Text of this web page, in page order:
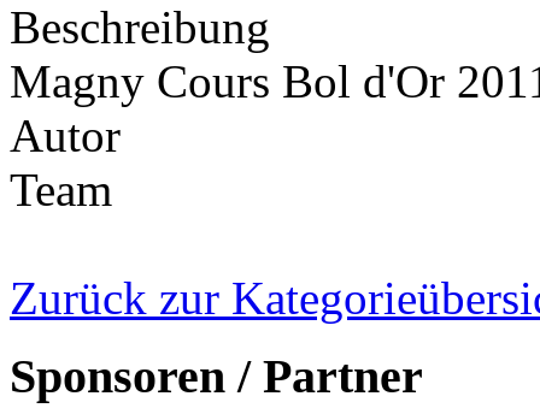
Beschreibung
Magny Cours Bol d'Or
Autor
Team
Zurück zur
Sponsoren / Partner